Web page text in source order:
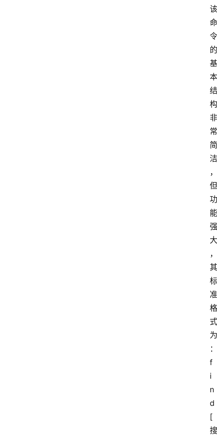
该
命
令
的
基
本
结
构
非
常
简
洁
，
但
功
能
强
大
，
其
标
准
格
式
为
：
f
i
n
d
[
搜